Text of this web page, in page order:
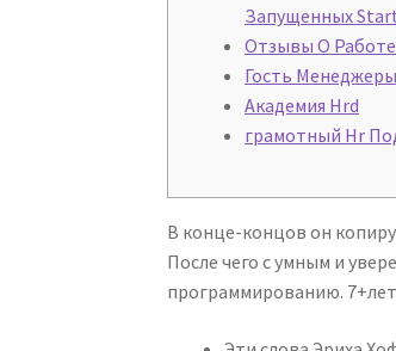
Запущенных
Отзывы О Работе
Гость
Академия Hrd
грамотный Hr
В конце-концов он
После чего с умным и
программированию.